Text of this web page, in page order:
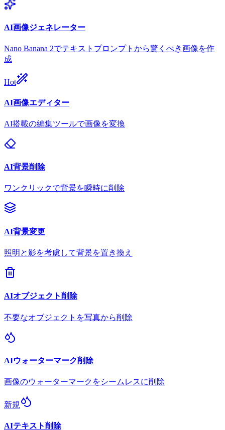
AI画像ジェネレーター
Nano Banana 2でテキストプロンプトから驚くべき画像を作
成
Hot
AI画像エディター
AI搭載の編集ツールで画像を変換
AI背景削除
ワンクリックで背景を瞬時に削除
AI背景変更
照明と影を考慮して背景を置き換え
AIオブジェクト削除
不要なオブジェクトを写真から削除
AIウォーターマーク削除
画像のウォーターマークをシームレスに削除
新規
AIテキスト削除